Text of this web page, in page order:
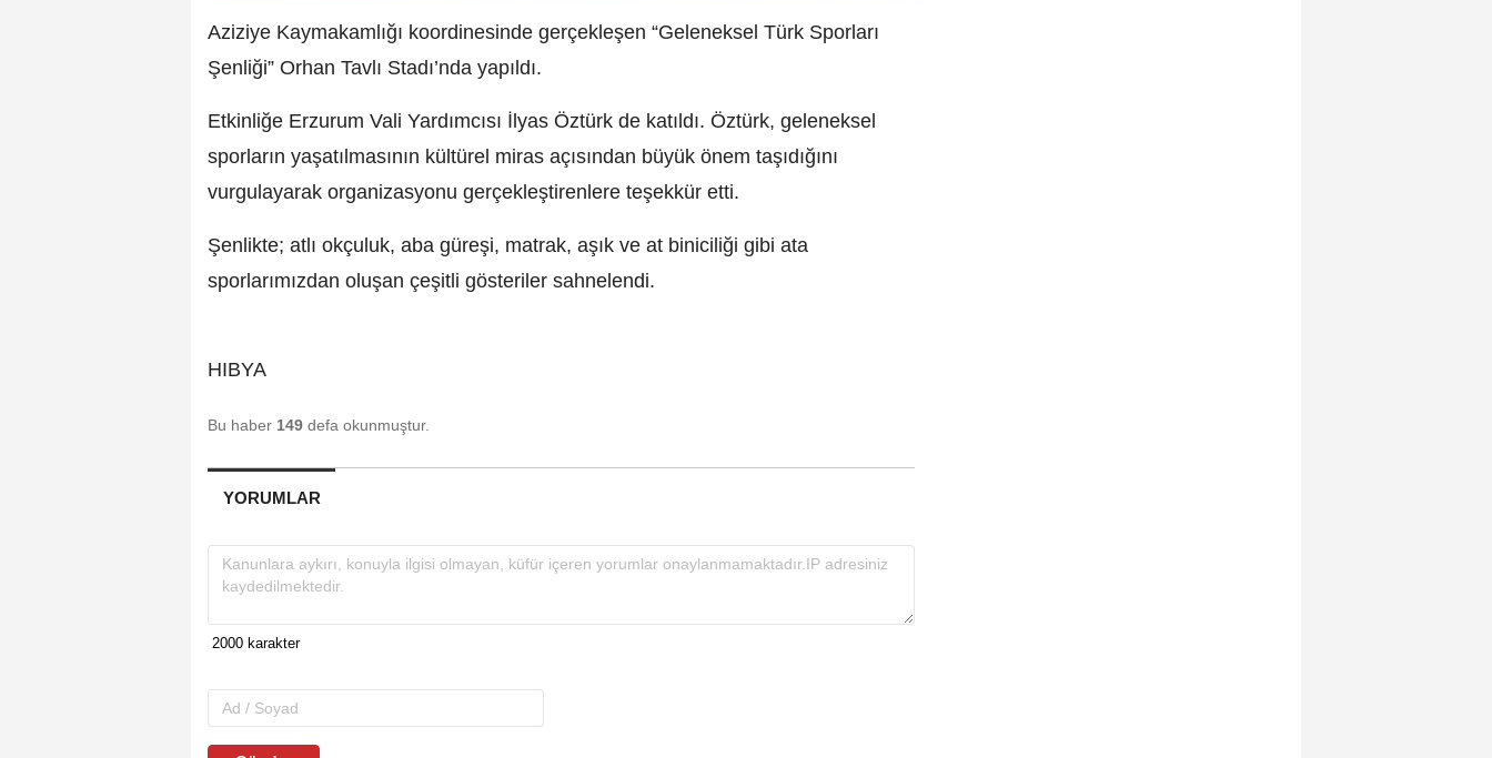
Aziziye Kaymakamlığı koordinesinde gerçekleşen “Geleneksel Türk Sporları
Şenliği” Orhan Tavlı Stadı’nda yapıldı.
Etkinliğe Erzurum Vali Yardımcısı İlyas Öztürk de katıldı. Öztürk, geleneksel
sporların yaşatılmasının kültürel miras açısından büyük önem taşıdığını
vurgulayarak organizasyonu gerçekleştirenlere teşekkür etti.
Şenlikte; atlı okçuluk, aba güreşi, matrak, aşık ve at biniciliği gibi ata
sporlarımızdan oluşan çeşitli gösteriler sahnelendi.
HIBYA
Bu haber 149 defa okunmuştur.
YORUMLAR